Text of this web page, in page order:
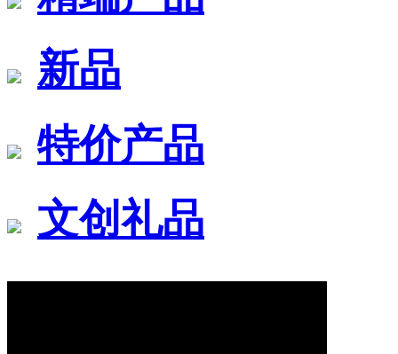
新品
特价产品
文创礼品